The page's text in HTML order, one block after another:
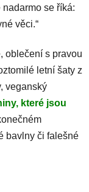
se říká:
věci.“
oblečení s pravou
letní šaty z
veganský
které jsou
bavlny či falešné